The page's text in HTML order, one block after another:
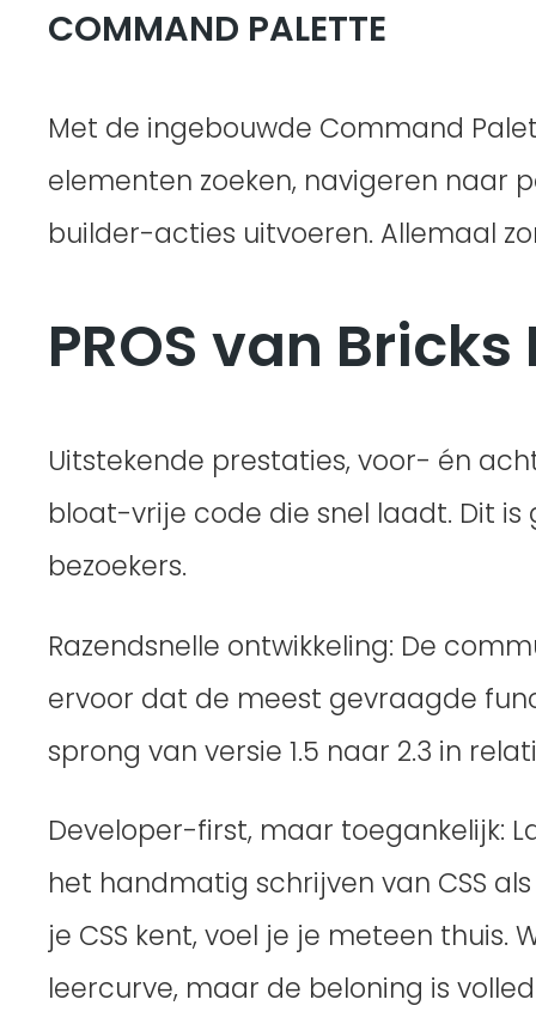
COMMAND PALETTE
Met de ingebouwde Command
elementen zoeken, navigeren naar
builder-acties uitvoeren. Allemaal
PROS van
Uitstekende prestaties, voor- én
bloat-vrije code die snel laadt. Dit
bezoekers.
Razendsnelle ontwikkeling: De
ervoor dat de meest gevraagde
sprong van versie 1.5 naar 2.3 in
Developer-first, maar toegankelijk:
het handmatig schrijven van CSS
je CSS kent, voel je je meteen thuis.
leercurve, maar de beloning is